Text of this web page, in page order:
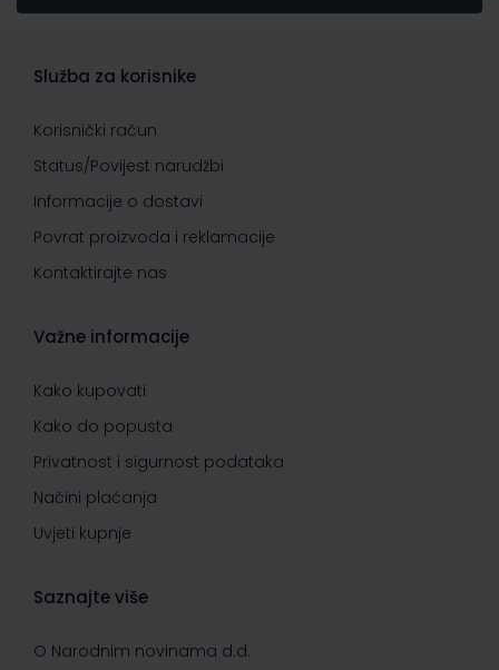
Služba za korisnike
Korisnički račun
Status/Povijest narudžbi
Informacije o dostavi
Povrat proizvoda i reklamacije
Kontaktirajte nas
Važne informacije
Kako kupovati
Kako do popusta
Privatnost i sigurnost podataka
Načini plaćanja
Uvjeti kupnje
Saznajte više
O Narodnim novinama d.d.